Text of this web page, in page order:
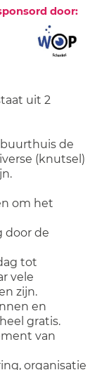
door:
uit 2
buurthuis de
(knutsel)
om het
door de
tot
vele
zijn.
en
gratis.
van
organisatie